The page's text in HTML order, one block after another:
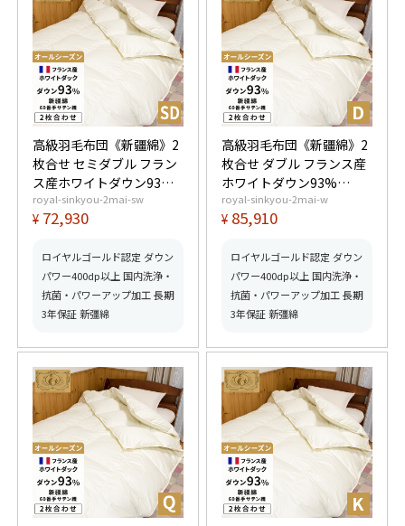
高級羽毛布団《新疆綿》2
枚合せ セミダブル フラン
ス産ホワイトダウン93%
(400dp以上) 合掛1.0kg、
薄掛0.45kg 【5つ星ロイ
ッドふとんマーク取得】
royal-sinkyou-2mai-sw
¥ 72,930
ロイヤルゴールド認定 ダウン
パワー400dp以上 国内洗浄・
抗菌・パワーアップ加工 長期
3年保証 新彊綿
高級羽毛布団《新疆綿》2
枚合せ ダブル フランス産
ホワイトダウン93%
(400dp以上) 合掛1.2kg、
薄掛0.55kg 【5つ星ロイ
ッドふとんマーク取得】
royal-sinkyou-2mai-w
¥ 85,910
ロイヤルゴールド認定 ダウン
パワー400dp以上 国内洗浄・
抗菌・パワーアップ加工 長期
3年保証 新彊綿